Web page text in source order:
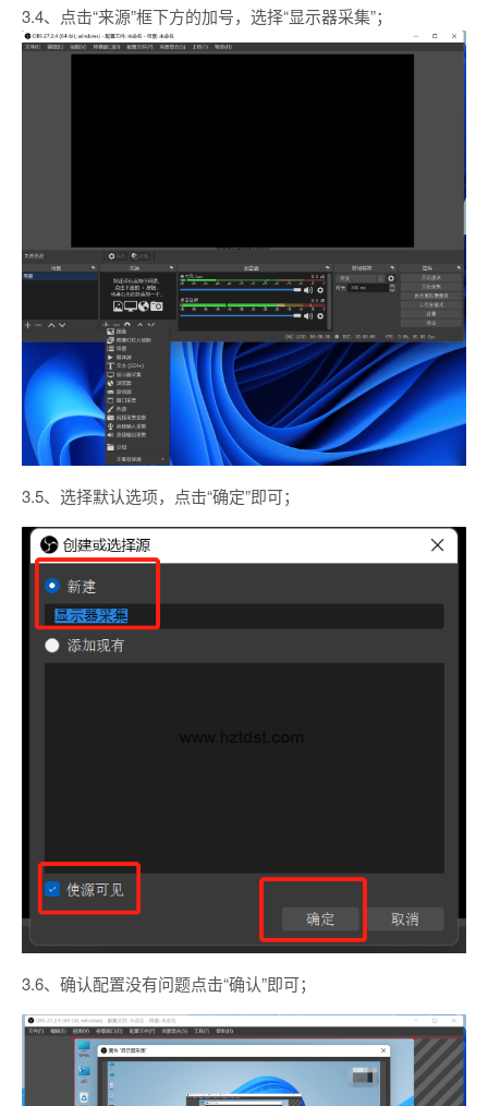
3.4、点击“来源”框下方的加号，选择“显示器采集”；
3.5、选择默认选项，点击“确定”即可；
3.6、确认配置没有问题点击“确认”即可；